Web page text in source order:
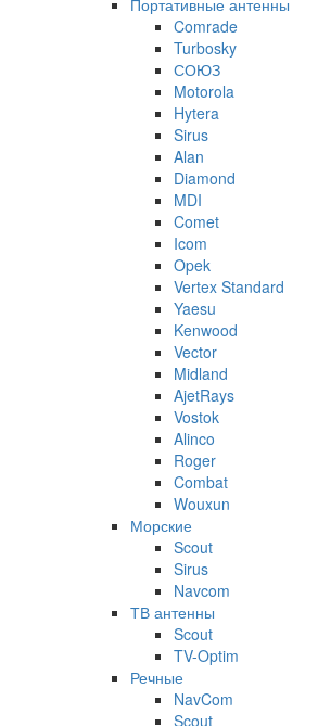
Comrade
Turbosky
СОЮЗ
Motorola
Hytera
Sirus
Alan
Diamond
MDI
Comet
Icom
Opek
Vertex Standard
Yaesu
Kenwood
Vector
Midland
AjetRays
Vostok
Alinco
Roger
Combat
Wouxun
Морские
Scout
Sirus
Navcom
ТВ антенны
Scout
TV-Optim
Речные
NavCom
Scout